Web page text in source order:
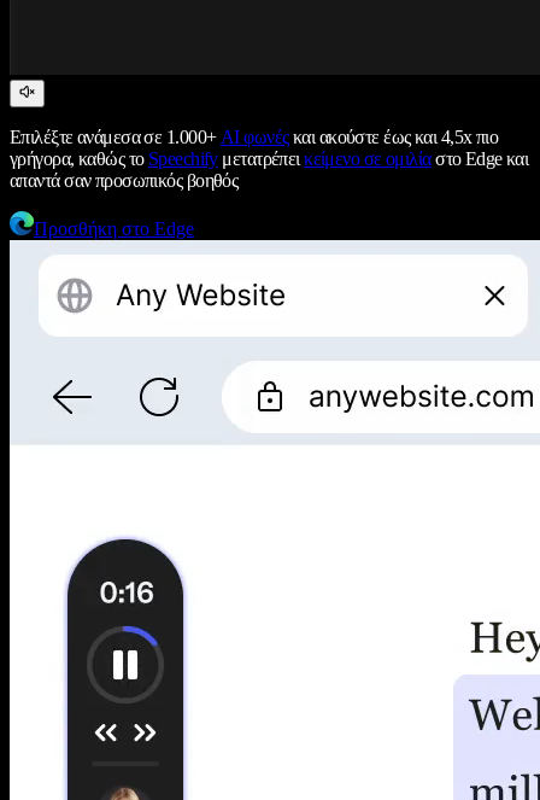
Επιλέξτε ανάμεσα σε 1.000+ AI φωνέςκαι ακούστε έως και 4,5x πιο
γρήγορα, καθώς το Speechifyμετατρέπεικείμενο σε ομιλίαστο Edge και
απαντά σαν προσωπικός βοηθός
Προσθήκη στο Edge